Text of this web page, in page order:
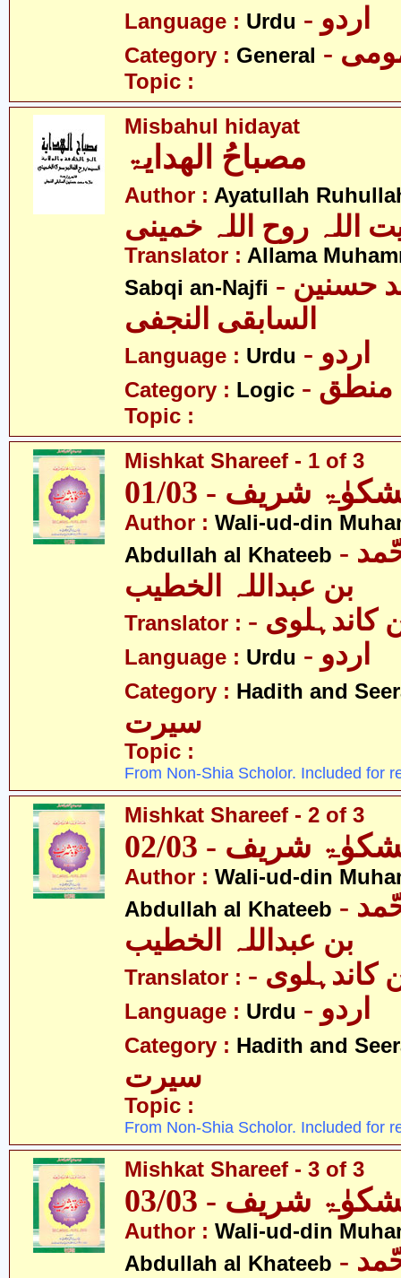
Language : Urdu - اردو
Category : General
Topic :
Misbahul hidayat
مصباحُ الھدایۃ
Author : Ayatullah
اللہ روح اللہ خمینی
Translator : Allama
Sabqi an-Najfi - علامہ محمد حسنین
السابقی النجفی
Language : Urdu - اردو
Category : Logic - منطق
Topic :
Mishkat Shareef - 1 of 3
شریف - 01/03
Author : Wali-ud-din
Abdullah al Khateeb - ولی الدین محّمد
بن عبداللہ الخطیب
Translator : کاندہلوی
Language : Urdu - اردو
Category : Hadith and
سیرت
Topic :
From Non-Shia Scholor. Included for
Mishkat Shareef - 2 of 3
شریف - 02/03
Author : Wali-ud-din
Abdullah al Khateeb - ولی الدین محّمد
بن عبداللہ الخطیب
Translator : کاندہلوی
Language : Urdu - اردو
Category : Hadith and
سیرت
Topic :
From Non-Shia Scholor. Included for
Mishkat Shareef - 3 of 3
شریف - 03/03
Author : Wali-ud-din
Abdullah al Khateeb - ولی الدین محّمد